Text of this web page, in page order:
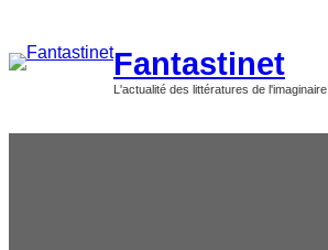
contenu
Fantastinet
L'actualité des littératures de l'imaginaire